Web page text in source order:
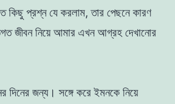
কিছু প্রশ্নযেকরলাম,তার পেছনেকারণ
জীবননিয়েআমার এখনআগ্রহ দেখানাের
দিনের জন্য। সঙ্গেকরেইমনকে নিয়ে